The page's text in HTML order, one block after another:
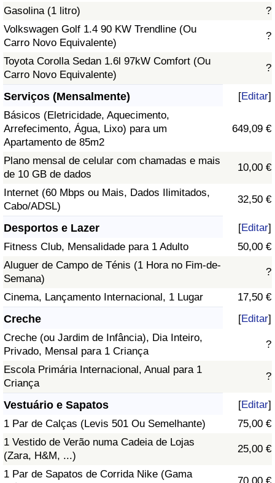
Gasolina (1 litro)
?
Volkswagen Golf 1.4 90 KW Trendline (Ou
Carro Novo Equivalente)
?
Toyota Corolla Sedan 1.6l 97kW Comfort (Ou
Carro Novo Equivalente)
?
Serviços (Mensalmente) [Editar]
Básicos (Eletricidade, Aquecimento,
Arrefecimento, Água, Lixo) para um
Apartamento de 85m2
649,09 €
Plano mensal de celular com chamadas e mais
de 10 GB de dados
10,00 €
Internet (60 Mbps ou Mais, Dados Ilimitados,
Cabo/ADSL)
32,50 €
Desportos e Lazer [Editar]
Fitness Club, Mensalidade para 1 Adulto
50,00 €
Aluguer de Campo de Ténis (1 Hora no Fim-de-
Semana)
?
Cinema, Lançamento Internacional, 1 Lugar 17,50 €
Creche [Editar]
Creche (ou Jardim de Infância), Dia Inteiro,
Privado, Mensal para 1 Criança
?
Escola Primária Internacional, Anual para 1
Criança
?
Vestuário e Sapatos [Editar]
1 Par de Calças (Levis 501 Ou Semelhante)
75,00 €
1 Vestido de Verão numa Cadeia de Lojas
(Zara, H&M, ...)
25,00 €
1 Par de Sapatos de Corrida Nike (Gama